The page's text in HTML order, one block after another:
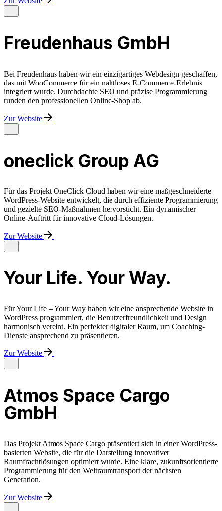
Freudenhaus GmbH
Bei Freudenhaus haben wir ein einzigartiges Webdesign geschaffen,
das mit WooCommerce für ein nahtloses E-Commerce-Erlebnis
integriert wurde. Durchdachte SEO und präzise Programmierung
runden den professionellen Online-Shop ab.
Zur Website
oneclick Group AG
Für das Projekt OneClick Cloud haben wir eine maßgeschneiderte
WordPress-Website entwickelt, die durch effiziente Programmierung
und gezielte SEO-Maßnahmen hervorsticht. Ein dynamischer
Online-Auftritt für innovative Cloud-Lösungen.
Zur Website
Your Life. Your Way.
Für Your Life – Your Way haben wir eine ansprechende Website in
WordPress programmiert, die Benutzerfreundlichkeit und Design
harmonisch vereint. Ein perfekter digitaler Raum, um Coaching-
Dienste ansprechend zu präsentieren.
Zur Website
Atmos Space Cargo
GmbH
Das Projekt Atmos Space Cargo präsentiert sich in einer WordPress-
basierten Website, die für die Darstellung innovativer
Raumfrachtlösungen optimiert wurde. Eine klare, zukunftsorientierte
Programmierung für den Weltraumtransport der nächsten
Generation.
Zur Website